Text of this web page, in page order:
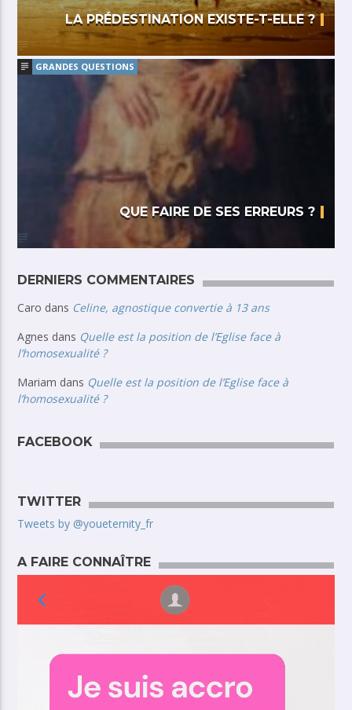
LA PRÉDESTINATION EXISTE-T-ELLE ?
GRANDES QUESTIONS
QUE FAIRE DE SES ERREURS ?
DERNIERS COMMENTAIRES
Caro dans Celine, agnostique convertie à 13 ans
Agnes dans Quelle est la position de l’Eglise face à
l’homosexualité ?
Mariam dans Quelle est la position de l’Eglise face à
l’homosexualité ?
FACEBOOK
TWITTER
Tweets by @youeternity_fr
A FAIRE CONNAÎTRE